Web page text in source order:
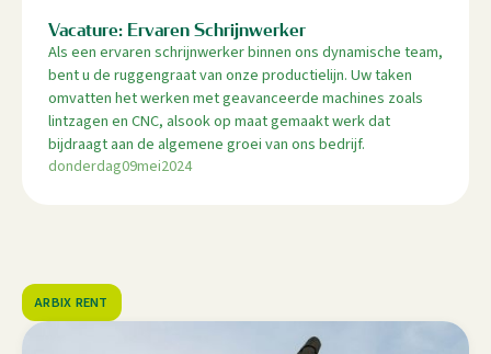
Vacature: Ervaren Schrijnwerker
Als een ervaren schrijnwerker binnen ons dynamische team,
bent u de ruggengraat van onze productielijn. Uw taken
omvatten het werken met geavanceerde machines zoals
lintzagen en CNC, alsook op maat gemaakt werk dat
bijdraagt aan de algemene groei van ons bedrijf.
donderdag09mei2024
ARBIX RENT